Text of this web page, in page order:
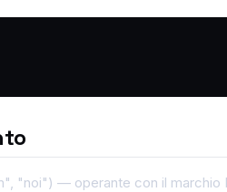
"noi") — operante con il marchio